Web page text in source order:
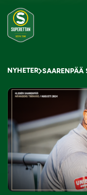
NYHETER SAARENPÄÄ